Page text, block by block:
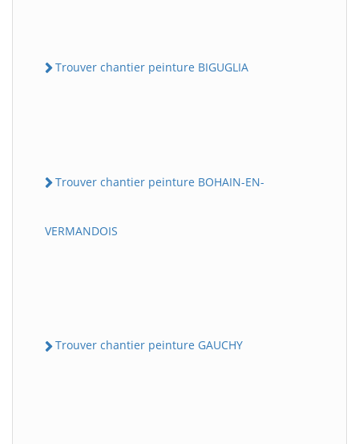
Trouver chantier peinture BIGUGLIA
Trouver chantier peinture BOHAIN-EN-
VERMANDOIS
Trouver chantier peinture GAUCHY